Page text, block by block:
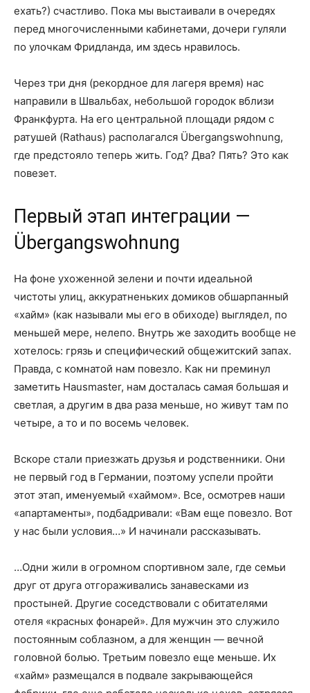
ехать?) счастливо. Пока мы выстаивали в очередях
перед многочисленными кабинетами, дочери гуляли
по улочкам Фридланда, им здесь нравилось.
Через три дня (рекордное для лагеря время) нас
направили в Швальбах, небольшой городок вблизи
Франкфурта. На его центральной площади рядом с
ратушей (Rathaus) располагался Übergangswohnung,
где предстояло теперь жить. Год? Два? Пять? Это как
повезет.
Первый этап интеграции —
Übergangswohnung
На фоне ухоженной зелени и почти идеальной
чистоты улиц, аккуратненьких домиков обшарпанный
«хайм» (как называли мы его в обиходе) выглядел, по
меньшей мере, нелепо. Внутрь же заходить вообще не
хотелось: грязь и специфический общежитский запах.
Правда, с комнатой нам повезло. Как ни преминул
заметить Hausmaster, нам досталась самая большая и
светлая, а другим в два раза меньше, но живут там по
четыре, а то и по восемь человек.
Вскоре стали приезжать друзья и родственники. Они
не первый год в Германии, поэтому успели пройти
этот этап, именуемый «хаймом». Все, осмотрев наши
«апартаменты», подбадривали: «Вам еще повезло. Вот
у нас были условия…» И начинали рассказывать.
…Одни жили в огромном спортивном зале, где семьи
друг от друга отгораживались занавесками из
простыней. Другие соседствовали с обитателями
отеля «красных фонарей». Для мужчин это служило
постоянным соблазном, а для женщин — вечной
головной болью. Третьим повезло еще меньше. Их
«хайм» размещался в подвале закрывающейся